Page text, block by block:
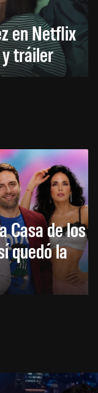
en Netflix
tráiler
Casa de los
quedó la